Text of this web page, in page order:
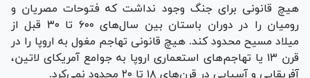
هیچ قانونی برای جنگ وجود نداشت که فتوحات مصریان و
رومیان را در دوران باستان بین سال‌های ۶۰۰ تا ۳۰ قبل از
میلاد مسیح محدود کند. هیچ قانونی تهاجم مغول به اروپا را در
قرن ۱۳ یا تهاجم‌های استعماری اروپا به جوامع آمریکای لاتین،
آفریقایی و آسیایی در قرن‌های ۱۸ تا ۲۰ محدود نمی‌کرد.